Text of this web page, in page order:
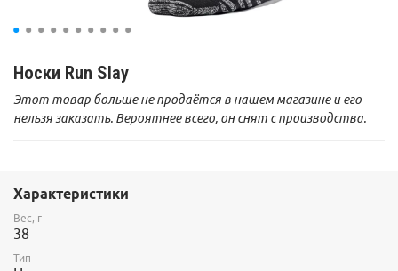
Носки Run Slay
Этот товар больше не продаётся в нашем магазине и его
нельзя заказать. Вероятнее всего, он снят с производства.
Характеристики
Вес, г
38
Тип